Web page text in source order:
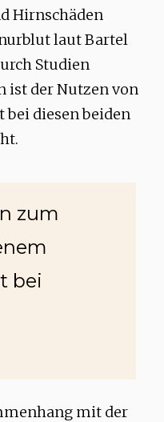
Hirnschäden
laut Bartel
Studien
ist der Nutzen von
diesen beiden
zum
bei
mit der